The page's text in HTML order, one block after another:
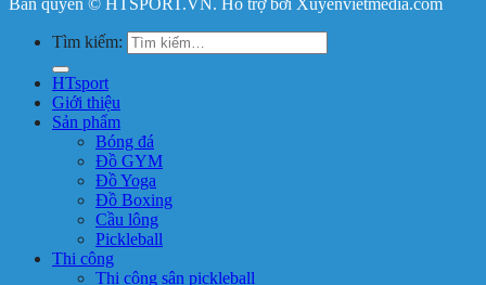
Bản quyền © HTSPORT.VN. Hỗ trợ bởi Xuyenvietmedia.com
Tìm kiếm:
HTsport
Giới thiệu
Sản phẩm
Bóng đá
Đồ GYM
Đồ Yoga
Đồ Boxing
Cầu lông
Pickleball
Thi công
Thi công sân pickleball